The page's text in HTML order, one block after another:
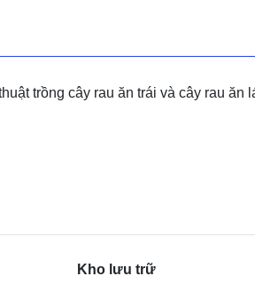
trồng cây rau ăn trái và cây rau ăn
Kho lưu trữ